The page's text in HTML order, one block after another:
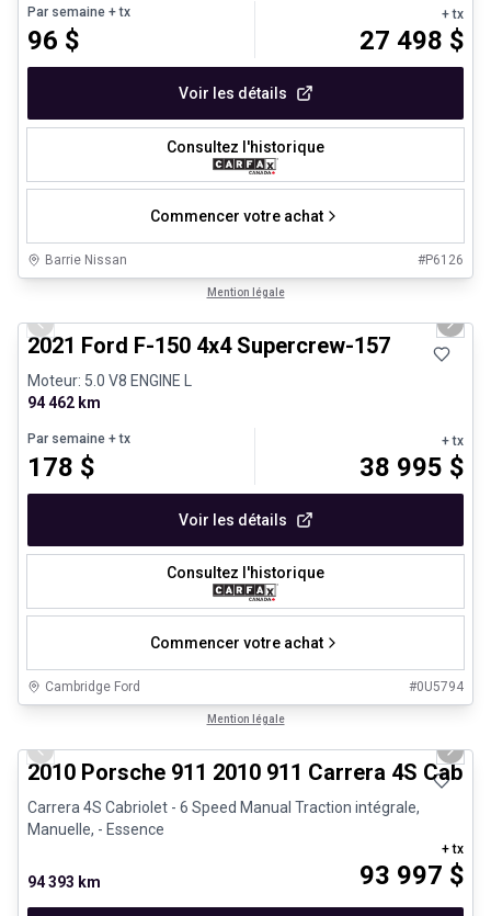
Par semaine + tx
96 $
+ tx
27 498 $
Voir les détails
Consultez l'historique
Commencer votre achat
Barrie Nissan #P6126
Mention légale
Previous slide Next
2021 Ford F-150 4x4 Supercrew-157
Moteur: 5.0 V8 ENGINE L
94 462 km
Par semaine + tx
178 $
+ tx
38 995 $
Voir les détails
Consultez l'historique
Commencer votre achat
Cambridge Ford #0U5794
Mention légale
Previous slide Next
2010 Porsche 911 2010 911 Carrera 4S
Carrera 4S Cabriolet - 6 Speed Manual Traction intégrale,
Manuelle, - Essence
94 393 km 93 997 $
+ tx